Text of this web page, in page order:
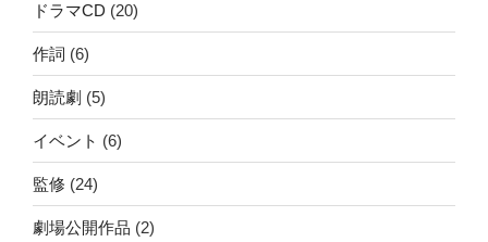
ドラマCD (20)
作詞 (6)
朗読劇 (5)
イベント (6)
監修 (24)
劇場公開作品 (2)